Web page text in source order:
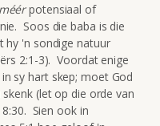
méérpotensiaal of
Soos die baba is die
hy 'n sondige natuur
2:1-3). Voordat enige
sy hart skep; moet God
(let op die orde van
8:30. Sien ook in